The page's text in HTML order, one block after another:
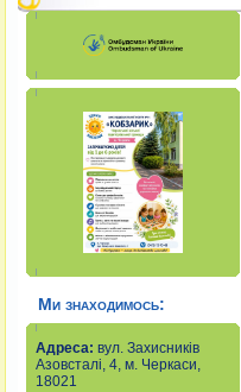
Ми знаходимось:
Адреса: вул. Захисників
Азовсталі, 4, м. Черкаси,
18021